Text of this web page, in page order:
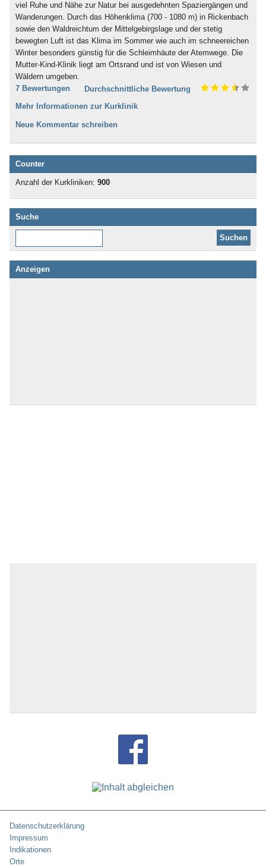
viel Ruhe und Nähe zur Natur bei ausgedehnten Spaziergängen und
Wanderungen. Durch das Höhenklima (700 - 1080 m) in Rickenbach
sowie den Waldreichtum der Mittelgebirgslage und der stetig
bewegten Luft ist das Klima im Sommer wie auch im schneereichen
Winter besonders günstig für die Schleimhäute der Atemwege. Die
Mutter-Kind-Klinik liegt am Ortsrand und ist von Wiesen und
Wäldern umgeben.
7 Bewertungen
Durchschnittliche Bewertung
Mehr Informationen zur Kurklinik
Neue Kommentar schreiben
Counter
Anzahl der Kurkliniken: 900
Suche
Anzeigen
Datenschutzerklärung
Impressum
Indikationen
Orte